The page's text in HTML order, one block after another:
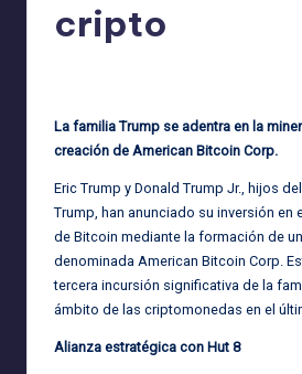
cripto
La familia Trump se adentra en la
creación de American Bitcoin Corp.
Eric Trump y Donald Trump Jr., hijos
Trump, han anunciado su inversión en
de Bitcoin mediante la formación de
denominada American Bitcoin Corp.
tercera incursión significativa de la
ámbito de las criptomonedas en el
Alianza estratégica con Hut 8